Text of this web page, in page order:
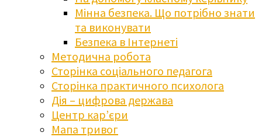
Мінна безпека. Що потрібно знати
та виконувати
Безпека в Інтернеті
Методична робота
Сторінка соціального педагога
Сторінка практичного психолога
Дія – цифрова держава
Центр кар’єри
Мапа тривог